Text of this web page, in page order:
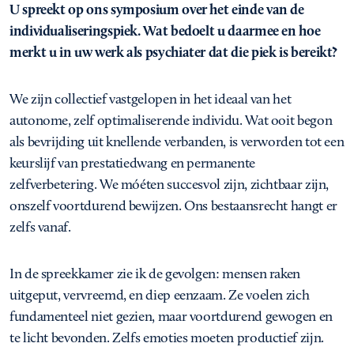
U spreekt op ons symposium over het einde van de
individualiseringspiek. Wat bedoelt u daarmee en hoe
merkt u in uw werk als psychiater dat die piek is bereikt?
We zijn collectief vastgelopen in het ideaal van het
autonome, zelf optimaliserende individu. Wat ooit begon
als bevrijding uit knellende verbanden, is verworden tot een
keurslijf van prestatiedwang en permanente
zelfverbetering. We móéten succesvol zijn, zichtbaar zijn,
onszelf voortdurend bewijzen. Ons bestaansrecht hangt er
zelfs vanaf.
In de spreekkamer zie ik de gevolgen: mensen raken
uitgeput, vervreemd, en diep eenzaam. Ze voelen zich
fundamenteel niet gezien, maar voortdurend gewogen en
te licht bevonden. Zelfs emoties moeten productief zijn.